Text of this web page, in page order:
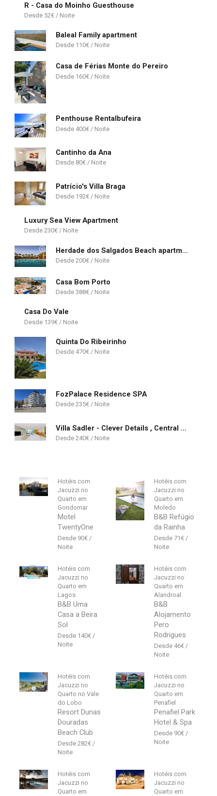
R - Casa do Moinho Guesthouse
52€
Baleal Family apartment
110€
Casa de Férias Monte do Pereiro
160€
Penthouse Rentalbufeira
400€
Cantinho da Ana
80€
Patrício's Villa Braga
192€
Luxury Sea View Apartment
230€
Herdade dos Salgados Beach apartment
200€
Casa Bom Porto
388€
Casa Do Vale
139€
Quinta Do Ribeirinho
470€
FozPalace Residence SPA
235€
Villa Sadler - Clever Details , Central Vilamoura, Sleeps 6, luxury, walking distance
240€
Hotéis com
Jacuzzi no
Quarto em
Gondomar
Motel
TwentyOne
90€
Hotéis com
Jacuzzi no
Quarto em
Moledo
B&B Refúgio
da Rainha
71€
Hotéis com
Jacuzzi no
Quarto em
Lagos
B&B Uma
Casa a Beira
Sol
140€
Hotéis com
Jacuzzi no
Quarto em
Alandroal
B&B
Alojamento
Pero
Rodrigues
46€
Hotéis com
Jacuzzi no
Quarto no Vale
do Lobo
Resort Dunas
Douradas
Beach Club
282€
Hotéis com
Jacuzzi no
Quarto em
Penafiel
Penafiel Park
Hotel & Spa
90€
Hotéis com
Jacuzzi no
Quarto em
Hotéis com
Jacuzzi no
Quarto em